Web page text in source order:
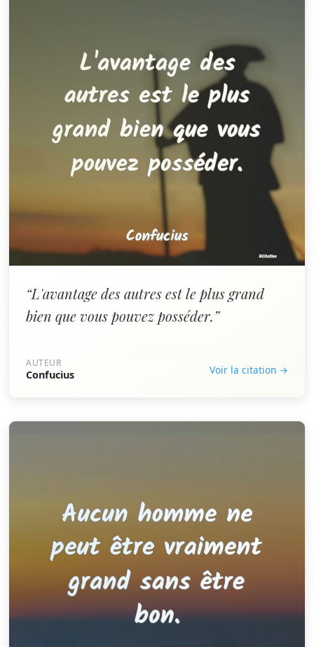
“L'avantage des autres est le plus grand
bien que vous pouvez posséder.”
AUTEUR
Confucius Voir la citation →